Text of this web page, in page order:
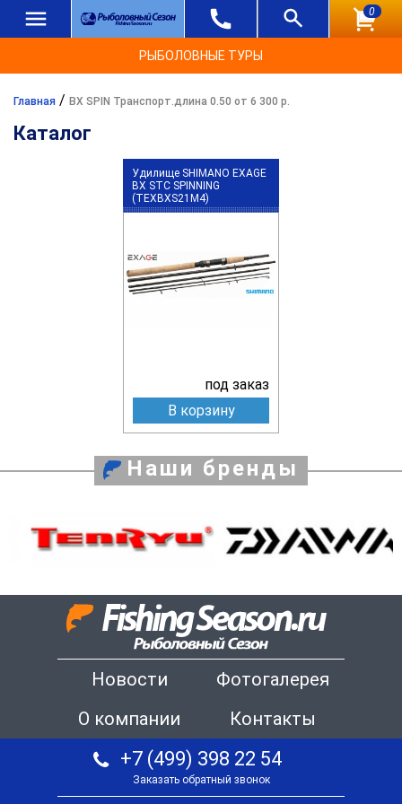
0
РЫБОЛОВНЫЕ ТУРЫ
Главная / BX SPIN Транспорт.длина 0.50 от 6 300 р.
Каталог
Удилище SHIMANO EXAGE
BX STC SPINNING
(TEXBXS21M4)
под заказ
В корзину
Наши бренды
Новости
Фотогалерея
О компании
Контакты
+7 (499) 398 22 54
Заказать обратный звонок